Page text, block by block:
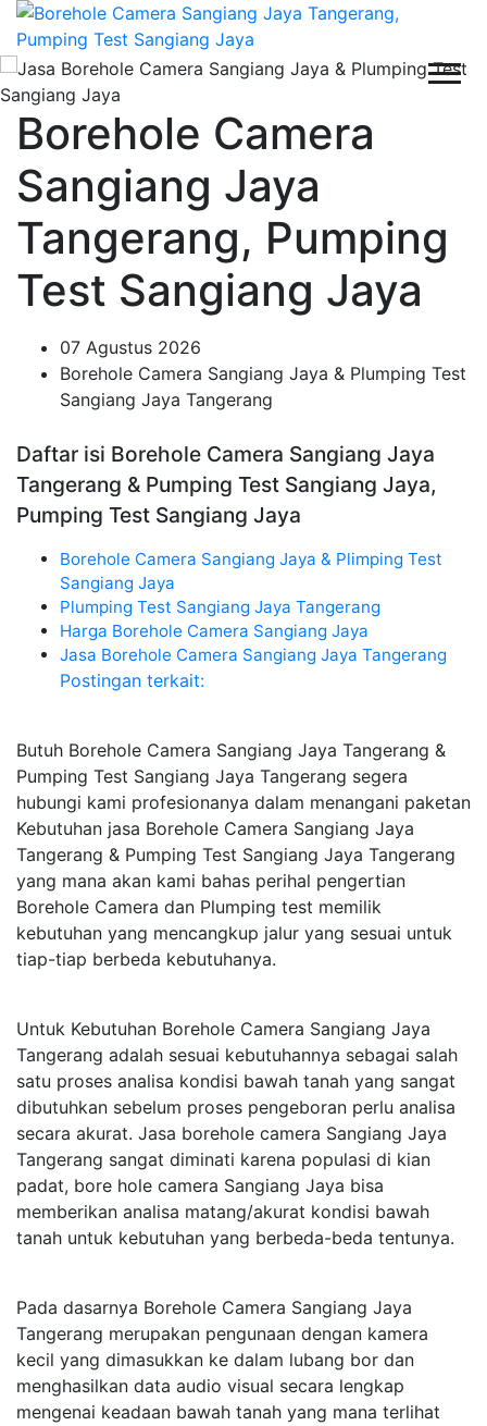
Borehole Camera
Sangiang Jaya
Tangerang, Pumping
Test Sangiang Jaya
07 Agustus 2026
Borehole Camera Sangiang Jaya & Plumping Test
Sangiang Jaya Tangerang
Daftar isi Borehole Camera Sangiang Jaya
Tangerang & Pumping Test Sangiang Jaya,
Pumping Test Sangiang Jaya
Borehole Camera Sangiang Jaya & Plimping Test
Sangiang Jaya
Plumping Test Sangiang Jaya Tangerang
Harga Borehole Camera Sangiang Jaya
Jasa Borehole Camera Sangiang Jaya Tangerang
Postingan terkait:
Butuh Borehole Camera Sangiang Jaya Tangerang &
Pumping Test Sangiang Jaya Tangerang segera
hubungi kami profesionanya dalam menangani paketan
Kebutuhan jasa Borehole Camera Sangiang Jaya
Tangerang & Pumping Test Sangiang Jaya Tangerang
yang mana akan kami bahas perihal pengertian
Borehole Camera dan Plumping test memilik
kebutuhan yang mencangkup jalur yang sesuai untuk
tiap-tiap berbeda kebutuhanya.
Untuk Kebutuhan Borehole Camera Sangiang Jaya
Tangerang adalah sesuai kebutuhannya sebagai salah
satu proses analisa kondisi bawah tanah yang sangat
dibutuhkan sebelum proses pengeboran perlu analisa
secara akurat. Jasa borehole camera Sangiang Jaya
Tangerang sangat diminati karena populasi di kian
padat, bore hole camera Sangiang Jaya bisa
memberikan analisa matang/akurat kondisi bawah
tanah untuk kebutuhan yang berbeda-beda tentunya.
Pada dasarnya Borehole Camera Sangiang Jaya
Tangerang merupakan pengunaan dengan kamera
kecil yang dimasukkan ke dalam lubang bor dan
menghasilkan data audio visual secara lengkap
mengenai keadaan bawah tanah yang mana terlihat